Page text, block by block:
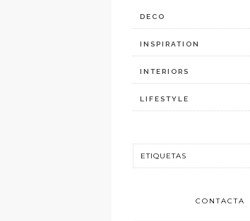
DECO
INSPIRATION
INTERIORS
LIFESTYLE
CONTACTA